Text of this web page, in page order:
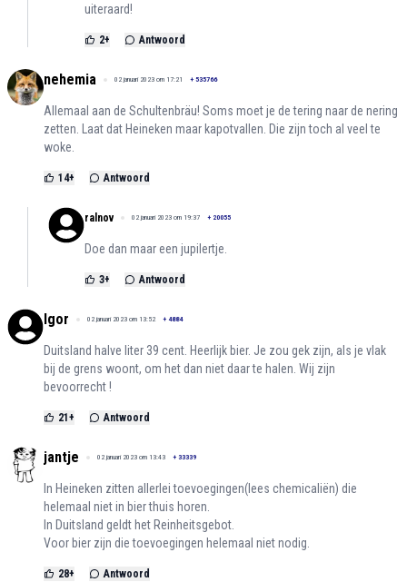
uiteraard!
2+ Antwoord
nehemia 02 januari 2023 om 17:21 + 535766
Allemaal aan de Schultenbräu! Soms moet je de tering naar de nering
zetten. Laat dat Heineken maar kapotvallen. Die zijn toch al veel te
woke.
14+ Antwoord
ralnov 02 januari 2023 om 19:37 + 20055
Doe dan maar een jupilertje.
3+ Antwoord
Igor 02 januari 2023 om 13:52 + 4884
Duitsland halve liter 39 cent. Heerlijk bier. Je zou gek zijn, als je vlak
bij de grens woont, om het dan niet daar te halen. Wij zijn
bevoorrecht !
21 + Antwoord
jantje 02 januari 2023 om 13:43 + 33339
In Heineken zitten allerlei toevoegingen(lees chemicaliën) die
helemaal niet in bier thuis horen.
In Duitsland geldt het Reinheitsgebot.
Voor bier zijn die toevoegingen helemaal niet nodig.
28+ Antwoord